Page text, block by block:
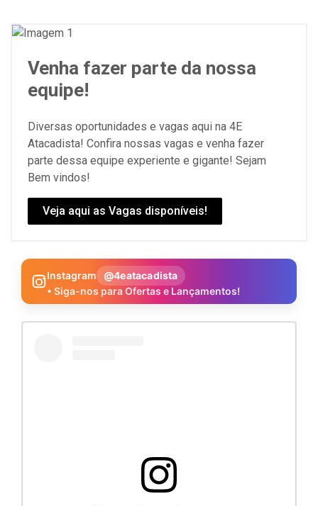
Venha fazer parte da nossa
equipe!
Diversas oportunidades e vagas aqui na 4E
Atacadista! Confira nossas vagas e venha fazer
parte dessa equipe experiente e gigante! Sejam
Bem vindos!
Veja aqui as Vagas disponíveis!
Instagram
@4eatacadista
• Siga-nos para Ofertas e Lançamentos!